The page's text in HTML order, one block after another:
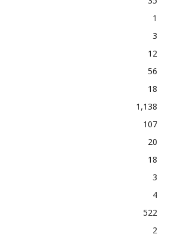
1
3
12
56
18
1,138
107
20
18
3
4
522
2